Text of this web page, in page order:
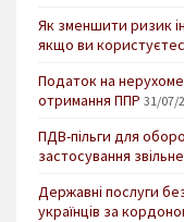
Як зменшити ризик
якщо ви
Податок на
отримання ППР 31/07/
ПДВ-пільги для
застосування
Державні послуги
українців за